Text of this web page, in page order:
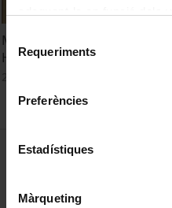
consultar laPolítica de
de Requeriments
Preferències
Estadístiques
Màrqueting
My Scientific Story: Innate
Humans